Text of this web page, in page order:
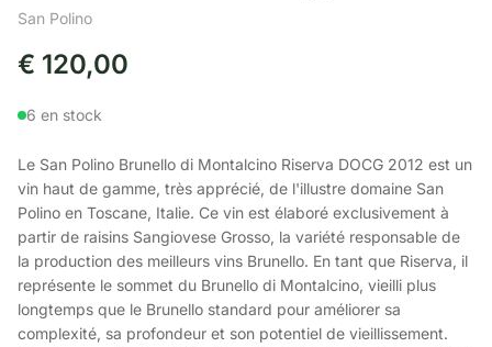
San Polino
€ 120,00
6 en stock
Le San Polino Brunello di Montalcino Riserva DOCG 2012 est un
vin haut de gamme, très apprécié, de l'illustre domaine San
Polino en Toscane, Italie. Ce vin est élaboré exclusivement à
partir de raisins Sangiovese Grosso, la variété responsable de
la production des meilleurs vins Brunello. En tant que Riserva, il
représente le sommet du Brunello di Montalcino, vieilli plus
longtemps que le Brunello standard pour améliorer sa
complexité, sa profondeur et son potentiel de vieillissement.